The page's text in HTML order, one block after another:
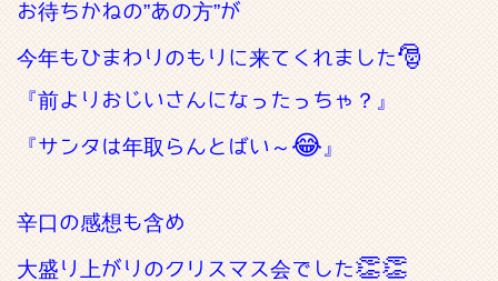
お待ちかねの”あの方”が
今年もひまわりのもりに来てくれました🎅
『前よりおじいさんになったっちゃ？』
『サンタは年取らんとばい～ 😂 』
辛口の感想も含め
大盛り上がりのクリスマス会でした👏👏